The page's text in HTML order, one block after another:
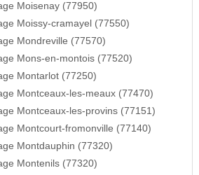
Moisenay (77950)
Moissy-cramayel (77550)
Mondreville (77570)
Mons-en-montois (77520)
Montarlot (77250)
Montceaux-les-meaux (77470)
Montceaux-les-provins (77151)
Montcourt-fromonville (77140)
Montdauphin (77320)
Montenils (77320)